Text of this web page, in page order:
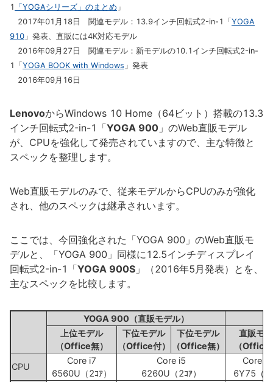
1 「YOGAシリーズ」のまとめ 」
2017年01月18日 関連モデル：13.9インチ回転式2-in-1「 YOGA
910 」発表、直販には4K対応モデル
2016年09月27日 関連モデル：新モデルの10.1インチ回転式2-in-
1「 YOGA BOOK with Windows 」発表
2016年09月16日
LenovoからWindows 10 Home（64ビット）搭載の13.3
インチ回転式2-in-1「YOGA 900 」のWeb直販モデル
が、CPUを強化して発売されていますので、主な特徴と
スペックを整理します。
Web直販モデルのみで、従来モデルからCPUのみが強化
され、他のスペックは継承されいます。
ここでは、今回強化された「YOGA 900」のWeb直販モ
デルと、「YOGA 900」同様に12.5インチディスプレイ
回転式2-in-1「YOGA 900S 」（2016年5月発表）とを、
主なスペックを比較します。
YOGA 900（直販モデル）
上位モデル
（Office無）
下位モデル
（Office付）
下位モデル
（Office無）
直販モ
（Office
CPU
Core i7
6560U（2ｺｱ）
Core i5
6260U（2ｺｱ）
Core
6Y75（2